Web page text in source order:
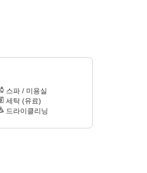
스파 / 미용실
세탁 (유료)
드라이클리닝